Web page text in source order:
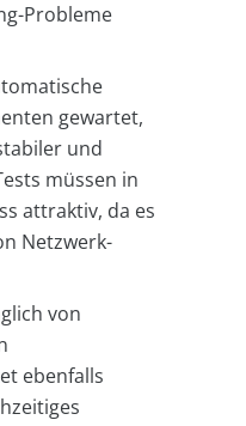
Probleme
gewartet,
und
müssen in
attraktiv, da es
Netzwerk-
von
ebenfalls